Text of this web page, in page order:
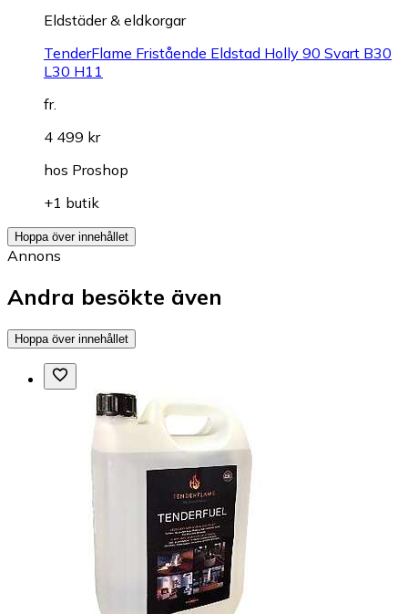
Eldstäder & eldkorgar
TenderFlame Fristående Eldstad Holly 90 Svart B30
L30 H11
fr.
4 499 kr
hos Proshop
+1 butik
Hoppa över innehållet
Annons
Andra besökte även
Hoppa över innehållet